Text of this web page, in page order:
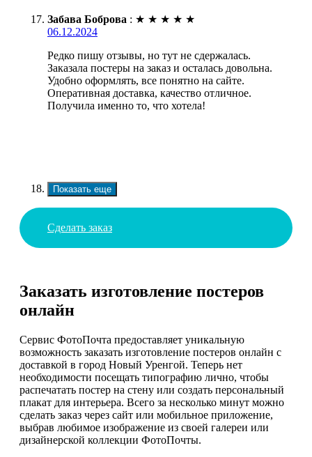
Забава Боброва : ★ ★ ★ ★ ★
06.12.2024
Редко пишу отзывы, но тут не сдержалась.
Заказала постеры на заказ и осталась довольна.
Удобно оформлять, все понятно на сайте.
Оперативная доставка, качество отличное.
Получила именно то, что хотела!
Показать еще
Сделать заказ
Заказать изготовление постеров
онлайн
Сервис ФотоПочта предоставляет уникальную
возможность заказать изготовление постеров онлайн с
доставкой в город Новый Уренгой. Теперь нет
необходимости посещать типографию лично, чтобы
распечатать постер на стену или создать персональный
плакат для интерьера. Всего за несколько минут можно
сделать заказ через сайт или мобильное приложение,
выбрав любимое изображение из своей галереи или
дизайнерской коллекции ФотоПочты.